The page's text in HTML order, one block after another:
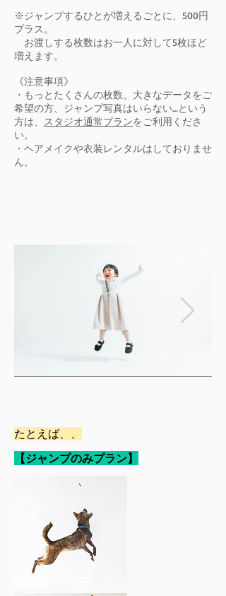
※ジャンプするひとが増えるごとに、500円
プラス。
お渡しする枚数はお一人に対して5枚ほど
増えます。
《注意事項》
・もっとたくさんの枚数、大きなデータをご
希望の方、ジャンプ写真はいらない…という
方は、
スタジオ通常プランをご利用くださ
い。
・ヘアメイクや衣装レンタルはしておりませ
ん。
​たとえば、、
【ジャンプのみプラン】